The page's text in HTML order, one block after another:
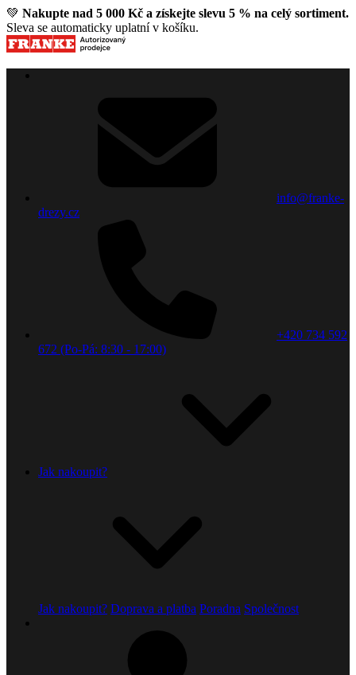
💚 Nakupte nad 5 000 Kč a získejte slevu 5 % na celý sortiment.
Sleva se automaticky uplatní v košíku.
info@franke-
drezy.cz
+420 734 592
672 (Po-Pá: 8:30 - 17:00)
Jak nakoupit?
Jak nakoupit? Doprava a platba Poradna Společnost